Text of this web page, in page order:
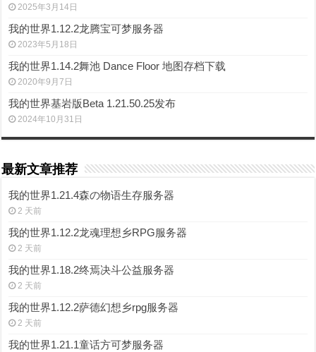
2025年3月14日
我的世界1.12.2龙腾宝可梦服务器
2023年5月18日
我的世界1.14.2舞池 Dance Floor 地图存档下载
2020年9月7日
我的世界基岩版Beta 1.21.50.25发布
2024年10月31日
最新文章推荐
我的世界1.21.4森の物语生存服务器
2 天前
我的世界1.12.2龙魂理想乡RPG服务器
2 天前
我的世界1.18.2终焉决斗公益服务器
2 天前
我的世界1.12.2萨德幻想乡rpg服务器
2 天前
我的世界1.21.1童话方可梦服务器